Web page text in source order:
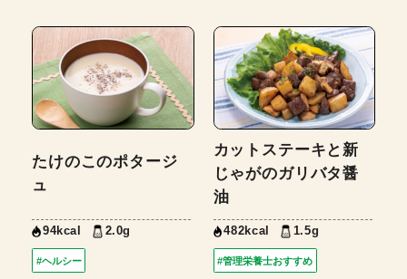
たけのこのポタージ
ュ
94kcal 2.0g
#ヘルシー
カットステーキと新
じゃがのガリバタ醤
油
482kcal 1.5g
#管理栄養士おすすめ